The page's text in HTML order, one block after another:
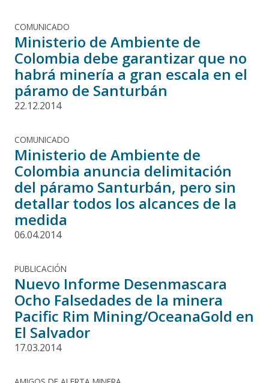
COMUNICADO
Ministerio de Ambiente de
Colombia debe garantizar que no
habrá minería a gran escala en el
páramo de Santurbán
22.12.2014
COMUNICADO
Ministerio de Ambiente de
Colombia anuncia delimitación
del páramo Santurbán, pero sin
detallar todos los alcances de la
medida
06.04.2014
PUBLICACIÓN
Nuevo Informe Desenmascara
Ocho Falsedades de la minera
Pacific Rim Mining/OceanaGold en
El Salvador
17.03.2014